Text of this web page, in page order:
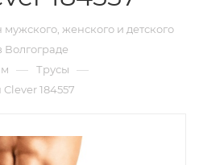
женского и детского
Волгограде
— Трусы —
184557